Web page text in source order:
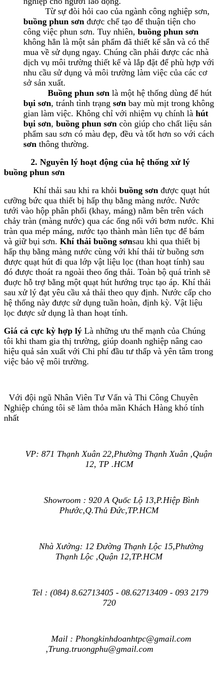
Từ sự đòi hỏi cao của ngành công nghiệp sơn,
buồng phun sơn được chế tạo để thuận tiện cho
công việc phun sơn. Tuy nhiên, buồng phun sơn
không hẳn là một sản phẩm đã thiết kế sẵn và có thể
mua về sử dụng ngay. Chúng cần phải được các nhà
dịch vụ môi trường thiết kế và lắp đặt để phù hợp với
nhu cầu sử dụng và môi trường làm việc của các cơ
sở sản xuất.
Buồng phun sơn là một hệ thống dùng để hút
bụi sơn, tránh tình trạng sơn bay mù mịt trong không
gian làm việc. Không chỉ với nhiệm vụ chính là hút
bụi sơn, buồng phun sơn còn giúp cho chất liệu sản
phẩm sau sơn có màu đẹp, đều và tốt hơn so với cách
sơn thông thường.
2. Nguyên lý hoạt động của hệ thống xử lý
buồng phun sơn
Khí thải sau khi ra khỏi buồng sơn được quạt hút
cưỡng bức qua thiết bị hấp thụ bằng màng nước. Nước
tưới vào hộp phân phối (khay, máng) nằm bên trên vách
chảy tràn (màng nước) qua các ống nối với bơm nước. Khi
tràn qua mép máng, nước tạo thành màn liên tục để bám
và giữ bụi sơn. Khí thải buồng sơnsau khi qua thiết bị
hấp thụ bằng màng nước cùng với khí thải từ buồng sơn
được quạt hút đi qua lớp vật liệu lọc (than hoạt tính) sau
đó được thoát ra ngoài theo ống thải. Toàn bộ quá trình sẽ
đuợc hỗ trợ bằng một quạt hút hướng trục tạo áp. Khí thải
sau xử lý đạt yêu cầu xả thải theo quy định. Nước cấp cho
hệ thống này được sử dụng tuần hoàn, định kỳ. Vật liệu
lọc được sử dụng là than hoạt tính.
Giá cả cực kỳ hợp lý Là những ưu thế mạnh của Chúng
tôi khi tham gia thị trường, giúp doanh nghiệp nâng cao
hiệu quả sản xuất với Chi phí đầu tư thấp và yên tâm trong
việc bảo vệ môi trường.
Với đội ngũ Nhân Viên Tư Vấn và Thi Công Chuyên
Nghiệp chúng tôi sẽ làm thỏa mãn Khách Hàng khó tính
nhất
VP: 871 Thạnh Xuân 22,Phường Thạnh Xuân ,Quận
12, TP .HCM
Showroom : 920 A Quốc Lộ 13,P.Hiệp Bình
Phước,Q.Thủ Đức,TP.HCM
Nhà Xưởng: 12 Đường Thạnh Lộc 15,Phường
Thạnh Lộc ,Quận 12,TP.HCM
Tel : (084) 8.62713405 - 08.62713409 - 093 2179
720
Mail : Phongkinhdoanhtpc@gmail.com
,Trung.truongphu@gmail.com